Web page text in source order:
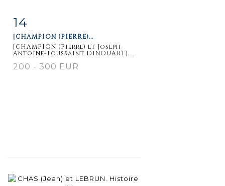
détaillée
14
[CHAMPION (PIERRE)...
[CHAMPION (Pierre) et Joseph-
Antoine-Toussaint DINOUART]....
200 - 300 EUR